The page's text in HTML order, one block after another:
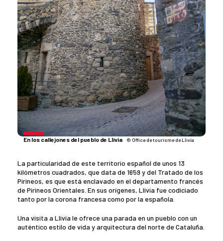
En los callejones del pueblo de Llivia © Office de tourisme de Llivia
La particularidad de este territorio español de unos 13
kilómetros cuadrados, que data de 1659 y del Tratado de los
Pirineos, es que está enclavado en el departamento francés
de Pirineos Orientales. En sus orígenes, Llivia fue codiciado
tanto por la corona francesa como por la española.
Una visita a Llivia le ofrece una parada en un pueblo con un
auténtico estilo de vida y arquitectura del norte de Cataluña.